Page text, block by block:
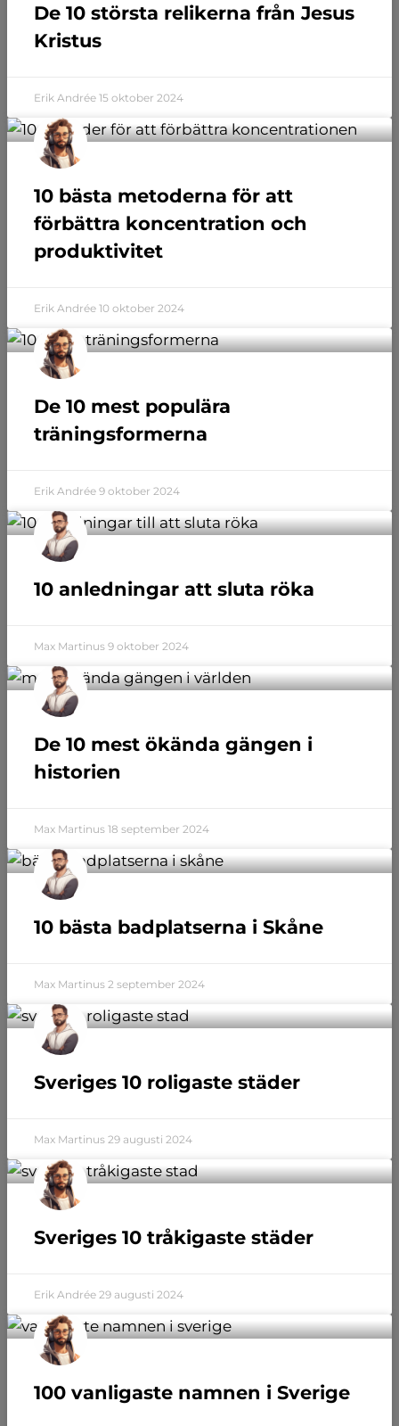
De 10 största relikerna från Jesus
Kristus
Erik Andrée 15 oktober 2024
10 bästa metoderna för att
förbättra koncentration och
produktivitet
Erik Andrée 10 oktober 2024
De 10 mest populära
träningsformerna
Erik Andrée 9 oktober 2024
10 anledningar att sluta röka
Max Martinus 9 oktober 2024
De 10 mest ökända gängen i
historien
Max Martinus 18 september 2024
10 bästa badplatserna i Skåne
Max Martinus 2 september 2024
Sveriges 10 roligaste städer
Max Martinus 29 augusti 2024
Sveriges 10 tråkigaste städer
Erik Andrée 29 augusti 2024
100 vanligaste namnen i Sverige